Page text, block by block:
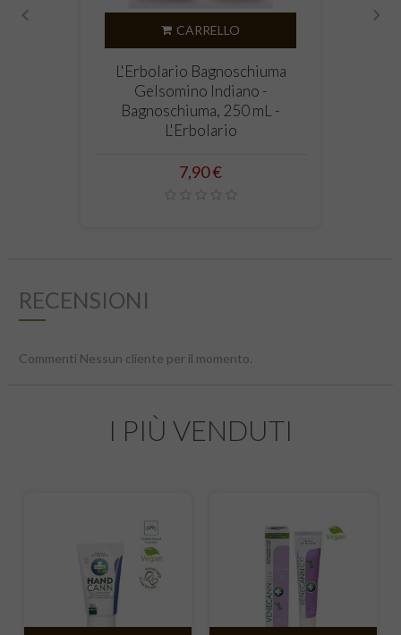
CARRELLO
L'Erbolario Bagnoschiuma
Gelsomino Indiano -
Bagnoschiuma, 250 mL -
L'Erbolario
Prezzo
7,90 €
RECENSIONI
Commenti Nessun cliente per il momento.
I PIÙ VENDUTI